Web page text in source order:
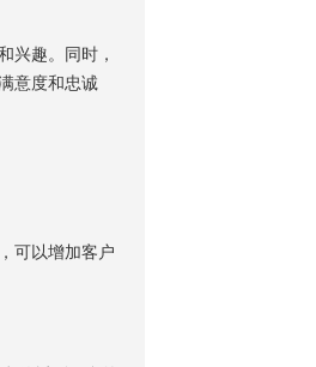
兴趣。同时，
意度和忠诚
可以增加客户